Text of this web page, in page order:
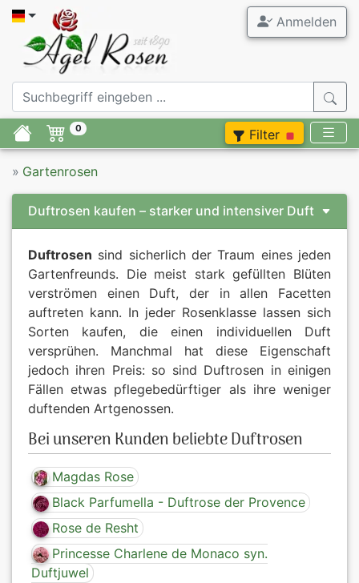
Anmelden
0 Filter
» Gartenrosen
Duftrosen kaufen – starker und intensiver Duft
Duftrosen sind sicherlich der Traum eines jeden
Gartenfreunds. Die meist stark gefüllten Blüten
verströmen einen Duft, der in allen Facetten
auftreten kann. In jeder Rosenklasse lassen sich
Sorten kaufen, die einen individuellen Duft
versprühen. Manchmal hat diese Eigenschaft
jedoch ihren Preis: so sind Duftrosen in einigen
Fällen etwas pflegebedürftiger als ihre weniger
duftenden Artgenossen.
Bei unseren Kunden beliebte Duftrosen
Magdas Rose
Black Parfumella - Duftrose der Provence
Rose de Resht
Princesse Charlene de Monaco syn.
Duftjuwel